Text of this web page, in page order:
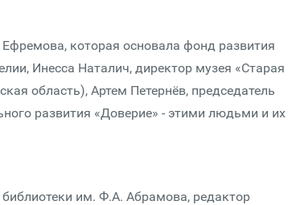
которая основала фонд развития
Инесса Наталич, директор музея «Старая
область), Артем Петернёв, председатель
развития «Доверие» - этими людьми и их
им. Ф.А. Абрамова, редактор